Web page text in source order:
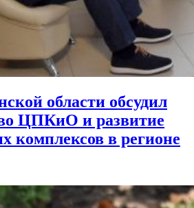
области обсудил
ЦПКиО и развитие
комплексов в регионе